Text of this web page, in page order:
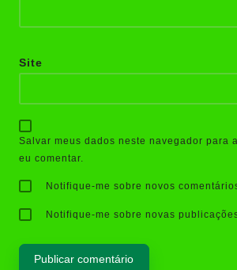
Site
Salvar meus dados neste navegador para
eu comentar.
Notifique-me sobre novos
Notifique-me sobre novas